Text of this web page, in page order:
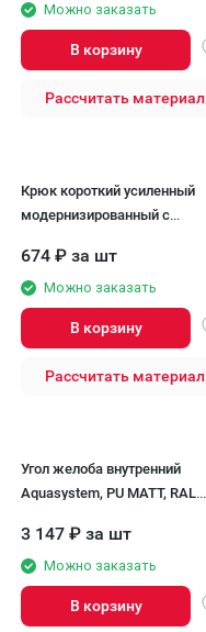
Можно заказать
В корзину
Рассчитать материал
Крюк короткий усиленный
модернизированный с
Aquasystem, PU MATT, RAL
8017 Темно Коричневый
150/100
674 ₽ за шт
Можно заказать
В корзину
Рассчитать материал
Угол желоба внутренний
Aquasystem, PU MATT, RAL
150/100
3 147 ₽ за шт
Можно заказать
В корзину